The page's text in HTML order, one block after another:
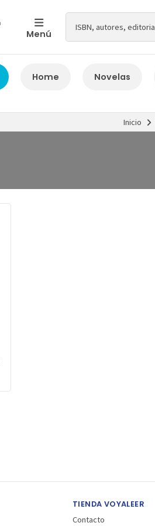
Menú
Home Novelas
Inicio
TIENDA VOYALEER
Contacto